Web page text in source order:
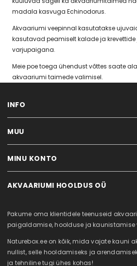
madala kasvuga Echinodorus.
Akvaariumi veepinnal kasutatakse
kasutavad peamiselt kalade ja
varjupaigana.
Meie poe toega ühendust võttes saate
akvaariumi taimede valimisel.
INFO
Tarneviis
Ostutingimused
Akvaariumi puhastus
Järelmaks
MUU
Kaubamärgid
Uued tooted
MINU KONTO
Minu konto
Tellitud tooted
Soovikorv
Vaata võrdlust
AKVAARIUMI HOOLDUS OÜ
Pakume oma klientidele teenuseid
paigaldamise, hoolduse ja kaunistamise
Naturebox.ee on kõik, mida vajate kauni
nullist, selle hooldamiseks ja
ja tehniline tugi ühes kohas!